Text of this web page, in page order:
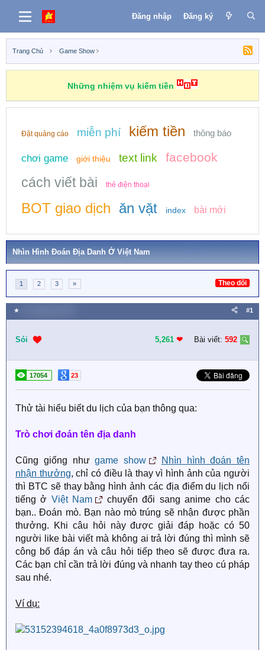
Đăng nhập Đăng ký
Trang Chủ Game Show
Những nhiệm vụ kiếm tiền
Đặt quảng cáo miễn phí kiếm tiền thông báo
chơi game giới thiệu text link facebook
cách viết bài thẻ điện thoại
BOT giao dịch ăn vặt index bài mới
Nhìn Hình Đoán Địa Danh Ở Việt Nam
1 2 3 » Theo dõi
★ #1
Sói 5,261 ❤︎ Bài viết: 592
17054 23
Thử tài hiểu biết du lịch của bạn thông qua:
Trò chơi đoán tên địa danh
Cũng giống nhưgame show
Nhìn hình đoán tên
nhận thưởng, chỉ có điều là thay vì hình ảnh của người
thì BTC sẽ thay bằng hình ảnh các địa điểm du lịch nổi
tiếng ở Việt Nam
chuyển đổi sang anime cho các
bạn.. Đoán mò. Bạn nào mò trúng sẽ nhận được phần
thưởng. Khi câu hỏi này được giải đáp hoặc có 50
người like bài viết mà không ai trả lời đúng thì mình sẽ
công bố đáp án và câu hỏi tiếp theo sẽ được đưa ra.
Các bạn chỉ cần trả lời đúng và nhanh tay theo cú pháp
sau nhé.
Ví dụ: